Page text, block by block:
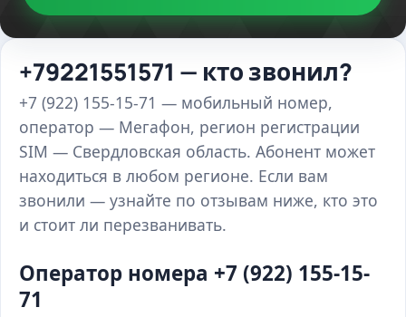
+79221551571 — кто звонил?
+7 (922) 155-15-71 — мобильный номер,
оператор — Мегафон, регион регистрации
SIM — Свердловская область. Абонент может
находиться в любом регионе. Если вам
звонили — узнайте по отзывам ниже, кто это
и стоит ли перезванивать.
Оператор номера +7 (922) 155-15-
71